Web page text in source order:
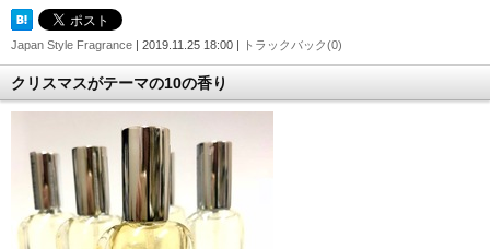
Japan Style Fragrance | 2019.11.25 18:00 | トラックバック(0)
クリスマスがテーマの10の香り